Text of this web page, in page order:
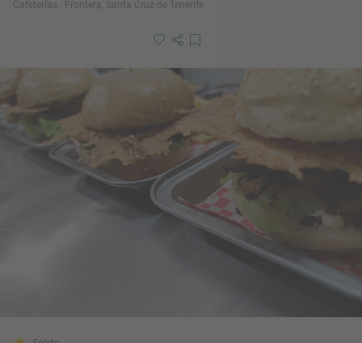
Cafeterías · Frontera, Santa Cruz de Tenerife